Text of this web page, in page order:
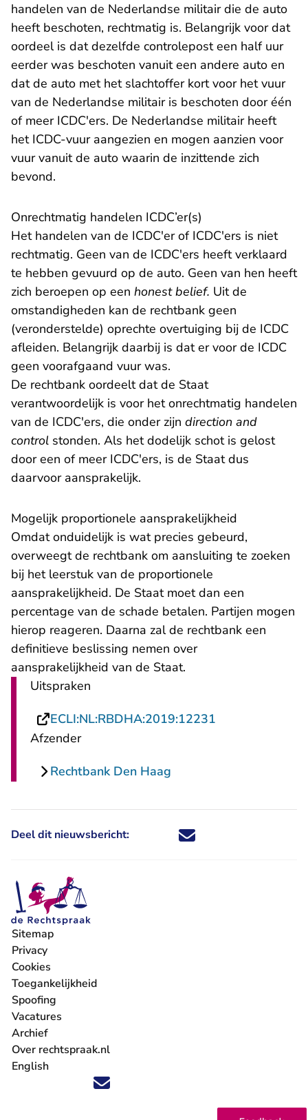
handelen van de Nederlandse militair die de auto
heeft beschoten, rechtmatig is. Belangrijk voor dat
oordeel is dat dezelfde controlepost een half uur
eerder was beschoten vanuit een andere auto en
dat de auto met het slachtoffer kort voor het vuur
van de Nederlandse militair is beschoten door één
of meer ICDC'ers. De Nederlandse militair heeft
het ICDC-vuur aangezien en mogen aanzien voor
vuur vanuit de auto waarin de inzittende zich
bevond.
Onrechtmatig handelen ICDC’er(s)
Het handelen van de ICDC'er of ICDC'ers is niet
rechtmatig. Geen van de ICDC'ers heeft verklaard
te hebben gevuurd op de auto. Geen van hen heeft
zich beroepen op een honest belief. Uit de
omstandigheden kan de rechtbank geen
(veronderstelde) oprechte overtuiging bij de ICDC
afleiden. Belangrijk daarbij is dat er voor de ICDC
geen voorafgaand vuur was.
De rechtbank oordeelt dat de Staat
verantwoordelijk is voor het onrechtmatig handelen
van de ICDC'ers, die onder zijn direction and
control stonden. Als het dodelijk schot is gelost
door een of meer ICDC'ers, is de Staat dus
daarvoor aansprakelijk.
Mogelijk proportionele aansprakelijkheid
Omdat onduidelijk is wat precies gebeurd,
overweegt de rechtbank om aansluiting te zoeken
bij het leerstuk van de proportionele
aansprakelijkheid. De Staat moet dan een
percentage van de schade betalen. Partijen mogen
hierop reageren. Daarna zal de rechtbank een
definitieve beslissing nemen over
aansprakelijkheid van de Staat.
Uitspraken
ECLI:NL:RBDHA:2019:12231
Afzender
Rechtbank Den Haag
Deel dit nieuwsbericht: Deel dit nieuwsbericht via X -
Deel dit nieuwsbericht via
Deel dit nieuwsbericht
Deel dit
Volg ons op X (Twitter) - U verlaat Rechtspraak.nl
Volg ons op Facebook - U verlaat Rechtspraak.nl
Volg ons op Instagram - U verlaat Rechtspraak.nl
Volg ons op Youtube - U verlaat Rechtspraak.nl
Volg ons op LinkedIn - U verlaat
'Blijf op de hoogte' nieuwsbrief - U verlaat
Sitemap
Privacy
Cookies
Toegankelijkheid
Spoofing
Vacatures
- U verlaat Rechtspraak.nl
Archief
Over rechtspraak.nl
English